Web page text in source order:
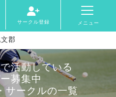
サークル登録 メニュー
郡
活動している
募集中
サークルの一覧